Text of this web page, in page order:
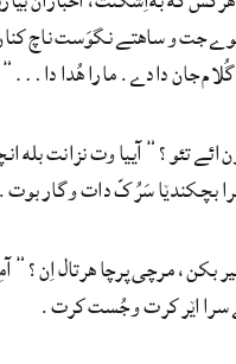
جت و ساهتے نگوَست ناچ
جان دادے. مارا هُدا دا…”
ائے تئو؟” آییا وت نزانت بله
بچکندێا سَرُکّ دات و گار بوت.
بکن، مرچی پرچا هرتال
اێر کرت و جُست کرت.